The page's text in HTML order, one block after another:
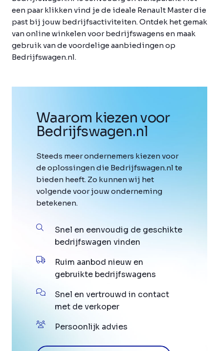
een paar klikken vind je de ideale Renault Master die
past bij jouw bedrijfsactiviteiten. Ontdek het gemak
van online winkelen voor bedrijfswagens en maak
gebruik van de voordelige aanbiedingen op
Bedrijfswagen.nl.
Waarom kiezen voor
Bedrijfswagen.nl
Steeds meer ondernemers kiezen voor
de oplossingen die Bedrijfswagen.nl te
bieden heeft. Zo kunnen wij het
volgende voor jouw onderneming
betekenen.
Snel en eenvoudig de geschikte
bedrijfswagen vinden
Ruim aanbod nieuw en
gebruikte bedrijfswagens
Snel en vertrouwd in contact
met de verkoper
Persoonlijk advies